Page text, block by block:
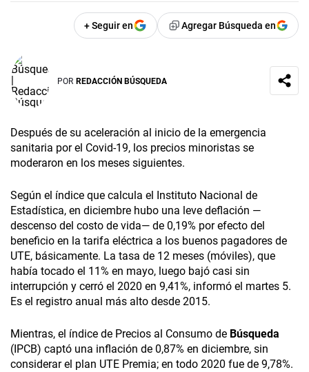
+ Seguir en Agregar Búsqueda en
POR REDACCIÓN BÚSQUEDA
Después de su aceleración al inicio de la emergencia
sanitaria por el Covid-19, los precios minoristas se
moderaron en los meses siguientes.
Según el índice que calcula el Instituto Nacional de
Estadística, en diciembre hubo una leve deflación —
descenso del costo de vida— de 0,19% por efecto del
beneficio en la tarifa eléctrica a los buenos pagadores de
UTE, básicamente. La tasa de 12 meses (móviles), que
había tocado el 11% en mayo, luego bajó casi sin
interrupción y cerró el 2020 en 9,41%, informó el martes 5.
Es el registro anual más alto desde 2015.
Mientras, el índice de Precios al Consumo de Búsqueda
(IPCB) captó una inflación de 0,87% en diciembre, sin
considerar el plan UTE Premia; en todo 2020 fue de 9,78%.